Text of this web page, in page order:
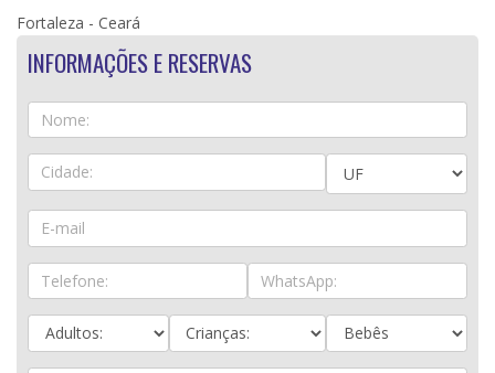
Fortaleza - Ceará
INFORMAÇÕES E RESERVAS